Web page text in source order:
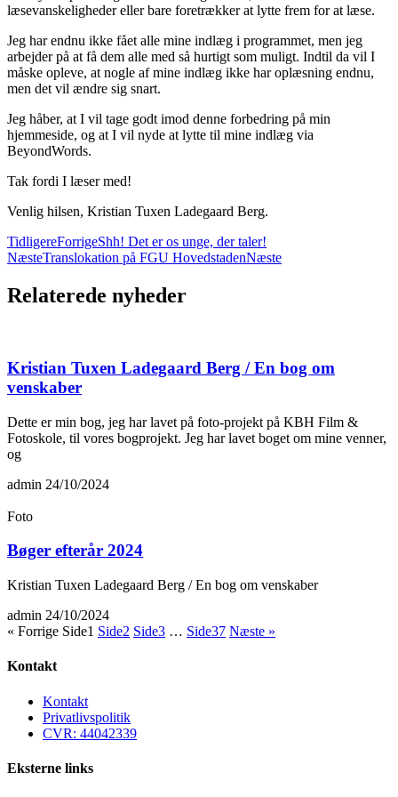
læsevanskeligheder eller bare foretrækker at lytte frem for at læse.
Jeg har endnu ikke fået alle mine indlæg i programmet, men jeg
arbejder på at få dem alle med så hurtigt som muligt. Indtil da vil I
måske opleve, at nogle af mine indlæg ikke har oplæsning endnu,
men det vil ændre sig snart.
Jeg håber, at I vil tage godt imod denne forbedring på min
hjemmeside, og at I vil nyde at lytte til mine indlæg via
BeyondWords.
Tak fordi I læser med!
Venlig hilsen, Kristian Tuxen Ladegaard Berg.
TidligereForrigeShh! Det er os unge, der taler!
NæsteTranslokation på FGU HovedstadenNæste
Relaterede nyheder
Kristian Tuxen Ladegaard Berg / En bog om
venskaber
Dette er min bog, jeg har lavet på foto-projekt på KBH Film &
Fotoskole, til vores bogprojekt. Jeg har lavet boget om mine venner,
og
admin 24/10/2024
Foto
Bøger efterår 2024
Kristian Tuxen Ladegaard Berg / En bog om venskaber
admin 24/10/2024
« Forrige Side1 Side2 Side3 … Side37 Næste »
Kontakt
Kontakt
Privatlivspolitik
CVR: 44042339
Eksterne links